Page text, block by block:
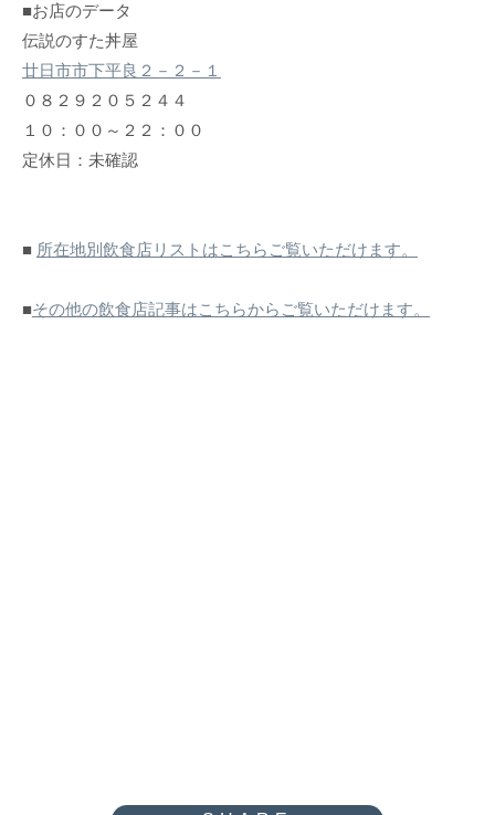
■お店のデータ
伝説のすた丼屋
廿日市市下平良２－２－１
０８２９２０５２４４
１０：００～２２：００
定休日：未確認
■ 所在地別飲食店リストはこちらご覧いただけます。
■その他の飲食店記事はこちらからご覧いただけます。